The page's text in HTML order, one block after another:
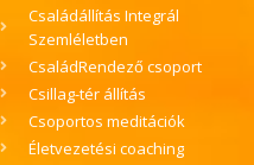
Családállítás Integrál
Szemléletben
CsaládRendező csoport
Csillag-tér állítás
Csoportos meditációk
Életvezetési coaching